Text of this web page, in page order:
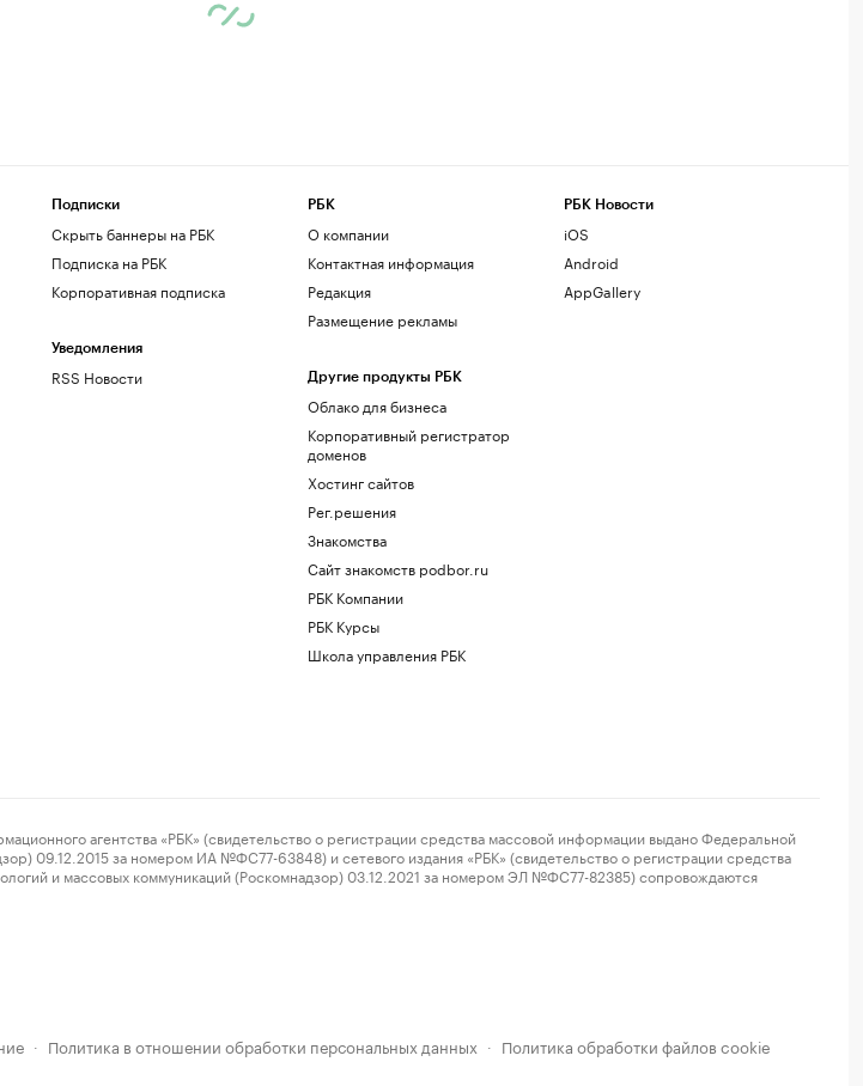
Подписки
Скрыть баннеры на РБК
Подписка на РБК
Корпоративная подписка
Уведомления
RSS Новости
РБК
О компании
Контактная информация
Редакция
Размещение рекламы
Другие продукты РБК
Облако для бизнеса
Корпоративный регистратор
доменов
Хостинг сайтов
Рег.решения
Знакомства
Сайт знакомств podbor.ru
РБК Компании
РБК Курсы
Школа управления РБК
РБК Новости
iOS
Android
AppGallery
агентства «РБК» (свидетельство о регистрации средства массовой информации выдано Федеральной
09.12.2015 за номером ИА №ФС77-63848) и сетевого издания «РБК» (свидетельство о регистрации средства
и массовых коммуникаций (Роскомнадзор) 03.12.2021 за номером ЭЛ №ФС77-82385) сопровождаются
· Политика в отношении обработки персональных данных · Политика обработки файлов cookie